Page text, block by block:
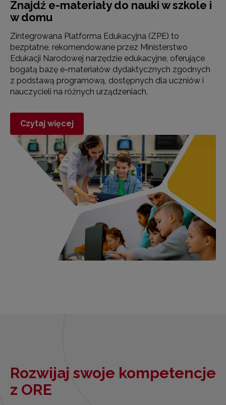
Znajdź e-materiały do nauki w szkole i
w domu
Zintegrowana Platforma Edukacyjna (ZPE) to
bezpłatne, rekomendowane przez Ministerstwo
Edukacji Narodowej narzędzie edukacyjne, oferujące
bogatą bazę e-materiałów dydaktycznych zgodnych
z podstawą programową, dostępnych dla uczniów i
nauczycieli na różnych urządzeniach.
Czytaj więcej
Rozwijaj swoje kompetencje
z ORE